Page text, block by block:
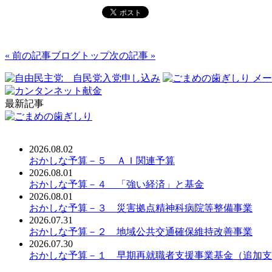
« 前の記事ブログトップ次の記事 »
最新記事
2026.08.02
おかしな予算－５ ＡＩ関連予算
2026.08.01
おかしな予算－４ 「強い経済」と基金
2026.08.01
おかしな予算－３ 災害拠点精神科病院等整備事業
2026.07.31
おかしな予算－２ 地域公共交通確保維持改善事業
2026.07.30
おかしな予算－１ 早期再就職者支援事業基金（追加